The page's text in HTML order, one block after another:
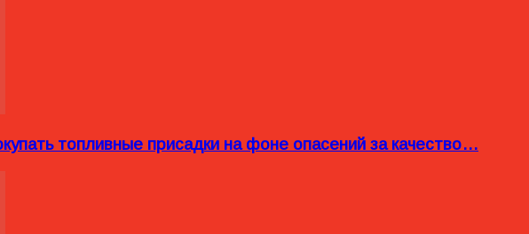
топливные присадки на фоне опасений за качество…